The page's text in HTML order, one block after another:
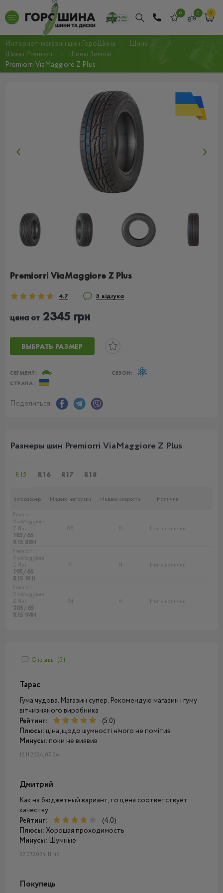
0 0 0
Интернет-магазин шин ГороШина
Шины
Шины Premiorri
Шины Зимові
Premiorri ViaMaggiore Z Plus
Premiorri ViaMaggiore Z Plus
4.7 3 відгука
цена от 2345 грн
ВЫБРАТЬ РАЗМЕР
СЕГМЕНТ:
СЕЗОН:
СТРАНА:
Поделиться:
Размеры шин Premiorri ViaMaggiore Z Plus
R15 R16 R17 R18
Типоразмер Индекс нагрузки Индекс скорости
Наличие
Premiorri
ViaMaggiore
Z Plus
185/65
R15 88H
88 H Нет в наличии
Premiorri
ViaMaggiore
Z Plus
195/65
R15 91H
91 H Нет в наличии
Premiorri
ViaMaggiore
Z Plus
205/65
R15 94H
94 H Нет в наличии
Отзывы (3)
Тарас
Гума чудова. Магазин супер. Рекомендую магазин і гуму
вітчизняного виробника
Рейтинг:
(5.0)
Плюсы: ціна, щодо шумності нічого не помітив
Минусы: поки не виявив
12.11.2024, 07:36
Дмитрий
Как на бюджетный вариант, то цена соответствует
качеству
Рейтинг:
(4.0)
Плюсы: Хорошая проходимость
Минусы: Шумные
22.07.2024, 11:46
Покупець